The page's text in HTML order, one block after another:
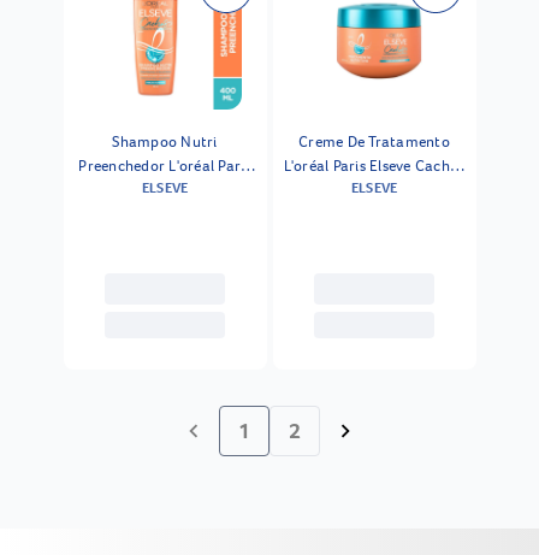
Shampoo Nutri
Preenchedor L'oréal Paris
Elseve Cachos Longos Dos
ELSEVE
Creme De Tratamento
L'oréal Paris Elseve Cachos
Longos Dos Sonhos 300ml
ELSEVE
chevron_left 1 2 chevron_right